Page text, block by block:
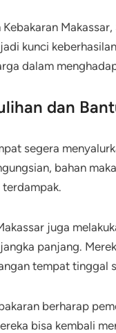
Kebakaran
kunci
dalam
dan
segera
bahan
juga
panjang.
tempat tinggal
berharap
bisa kembali